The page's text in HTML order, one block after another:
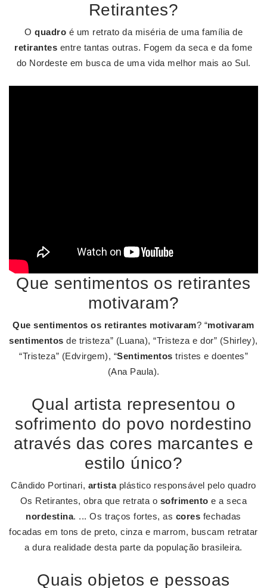
Retirantes?
O quadro é um retrato da miséria de uma família de
retirantes entre tantas outras. Fogem da seca e da fome
do Nordeste em busca de uma vida melhor mais ao Sul.
Que sentimentos os retirantes
motivaram?
Que sentimentos os retirantes motivaram? “motivaram
sentimentos de tristeza” (Luana), “Tristeza e dor” (Shirley),
“Tristeza” (Edvirgem), “Sentimentos tristes e doentes”
(Ana Paula).
Qual artista representou o
sofrimento do povo nordestino
através das cores marcantes e
estilo único?
Cândido Portinari, artistaplástico responsável pelo quadro
Os Retirantes, obra que retrata o sofrimento e a seca
nordestina. ... Os traços fortes, as cores fechadas
focadas em tons de preto, cinza e marrom, buscam retratar
a dura realidade desta parte da população brasileira.
Quais objetos e pessoas